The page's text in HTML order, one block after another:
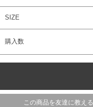
SIZE
購入数
この商品を友達に教える